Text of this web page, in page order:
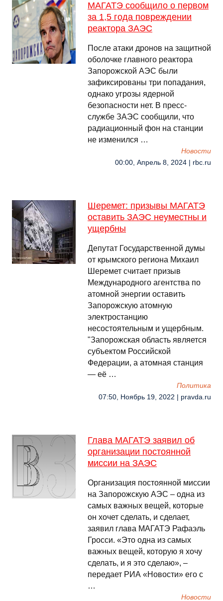
МАГАТЭ сообщило о первом
за 1,5 года повреждении
реактора ЗАЭС
После атаки дронов на защитной
оболочке главного реактора
Запорожской АЭС были
зафиксированы три попадания,
однако угрозы ядерной
безопасности нет. В пресс-
службе ЗАЭС сообщили, что
радиационный фон на станции
не изменился …
Новости
00:00, Апрель 8, 2024 | rbc.ru
Шеремет: призывы МАГАТЭ
оставить ЗАЭС неуместны и
ущербны
Депутат Государственной думы
от крымского региона Михаил
Шеремет считает призыв
Международного агентства по
атомной энергии оставить
Запорожскую атомную
электростанцию
несостоятельным и ущербным.
"Запорожская область является
субъектом Российской
Федерации, а атомная станция
— её …
Политика
07:50, Ноябрь 19, 2022 | pravda.ru
Глава МАГАТЭ заявил об
организации постоянной
миссии на ЗАЭС
Организация постоянной миссии
на Запорожскую АЭС – одна из
самых важных вещей, которые
он хочет сделать, и сделает,
заявил глава МАГАТЭ Рафаэль
Гросси. «Это одна из самых
важных вещей, которую я хочу
сделать, и я это сделаю», –
передает РИА «Новости» его с
…
Новости